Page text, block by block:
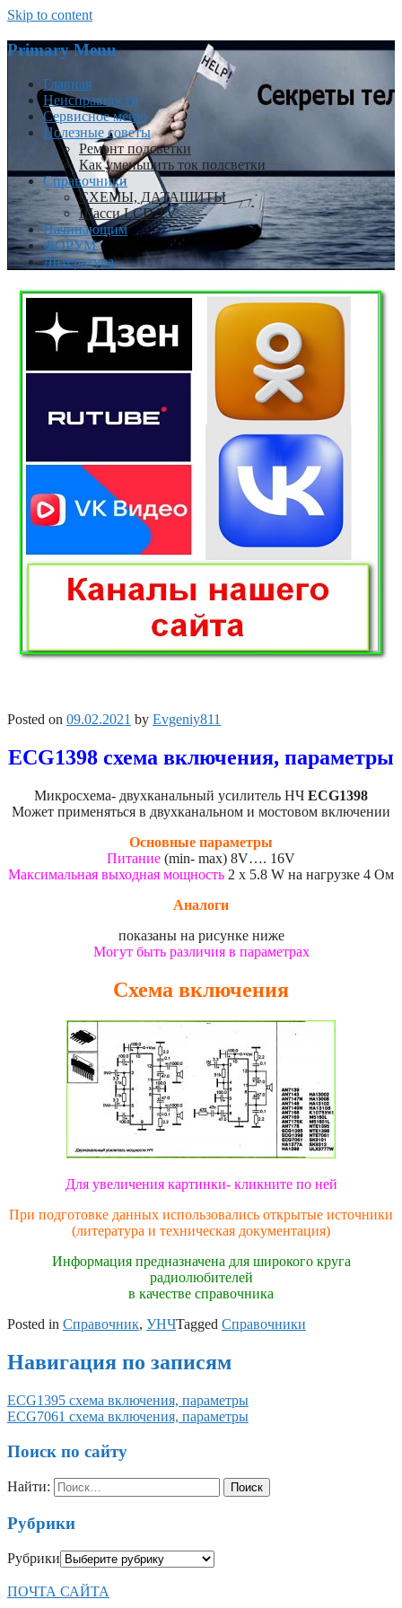
Skip to content
Primary Menu
Главная
Неисправности
Сервисное меню
Полезные советы
Ремонт подсветки
Как уменьшить ток подсветки
Справочники
СХЕМЫ, ДАТАШИТЫ
Шасси LCD TV
Начинающим
ФОРУМ
Литература
Posted on 09.02.2021 by Evgeniy811
ECG1398 схема включения, параметры
Микросхема- двухканальный усилитель НЧ ECG1398
Может применяться в двухканальном и мостовом включении
Основные параметры
Питание (min- max) 8V…. 16V
Максимальная выходная мощность 2 x 5.8 W на нагрузке 4 Ом
Аналоги
показаны на рисунке ниже
Могут быть различия в параметрах
Схема включения
Для увеличения картинки- кликните по ней
При подготовке данных использовались открытые источники
(литература и техническая документация)
Информация предназначена для широкого круга
радиолюбителей
в качестве справочника
Posted in Справочник, УНЧTagged Справочники
Навигация по записям
ECG1395 схема включения, параметры
ECG7061 схема включения, параметры
Поиск по сайту
Найти:
Рубрики
Рубрики
ПОЧТА САЙТА